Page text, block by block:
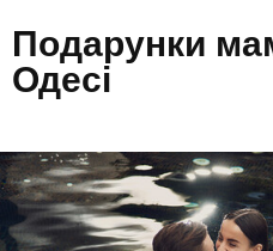
Подарунки
Одесі